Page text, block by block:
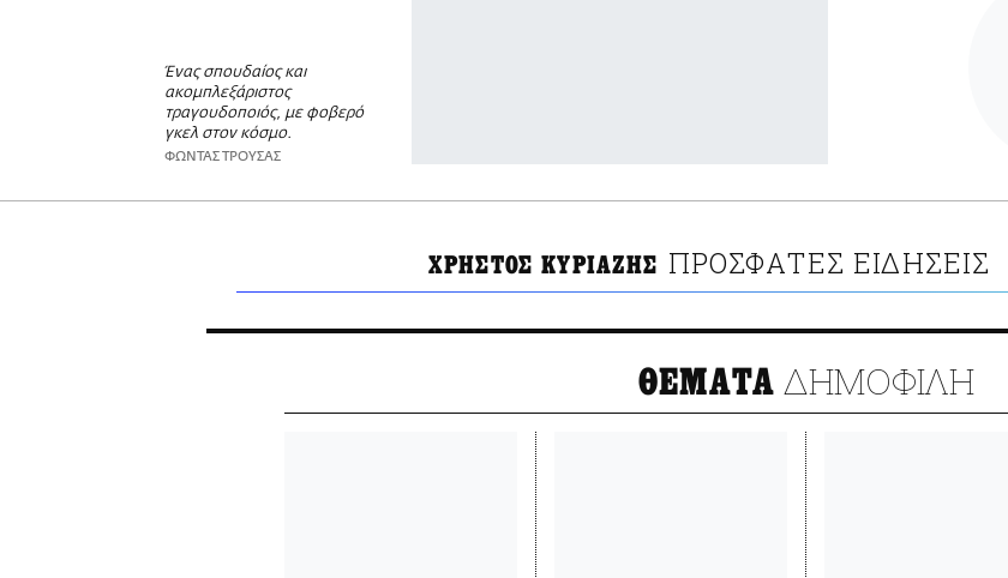
Ένας σπουδαίος και
ακομπλεξάριστος
τραγουδοποιός, με φοβερό
γκελ στον κόσμο.
ΦΩΝΤΑΣ ΤΡΟΥΣΑΣ
ΧΡΗΣΤΟΣ ΚΥΡΙΑΖΗΣ ΠΡΟΣΦΑΤΕΣ ΕΙΔΗΣΕΙΣ
ΘΕΜΑΤΑ ΔΗΜΟΦΙΛΗ